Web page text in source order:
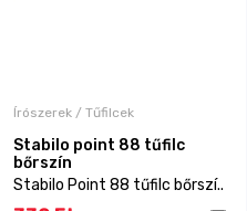
Írószerek / Tűfilcek
Stabilo point 88 tűfilc
bőrszín
Stabilo Point 88 tűfilc bőrszí..